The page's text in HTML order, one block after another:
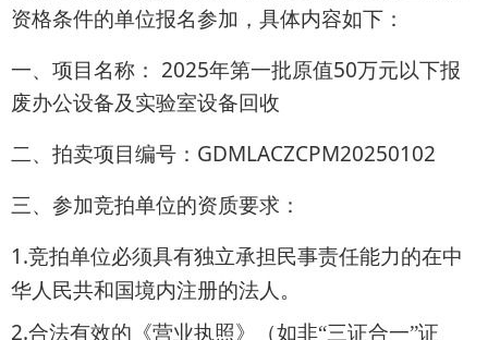
资格条件的单位报名参加，具体内容如下：
一、 项目名称： 2025年第一批原值50万元以下报
废办公设备及实验室设备回收
二、拍卖项目编号： GDMLACZCPM20250102
三、参加竞拍单位的资质要求：
1.竞拍单位必须具有独立承担民事责任能力的在中
华人民共和国境内注册的法人。
2.合法有效的《营业执照》（如非“三证合一”证